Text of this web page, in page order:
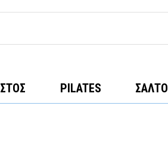
PILATES ΣΑΛΤΟ